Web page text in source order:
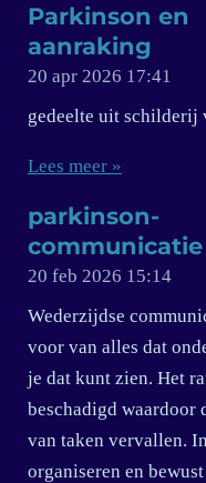
Parkinson en
aanraking
20 apr 2026 17:41
gedeelte uit schilderij
Lees meer »
parkinson-
communicatie
20 feb 2026 15:14
Wederzijdse
voor van alles dat
je dat kunt zien. Het
beschadigd waardoor
van taken vervallen.
organiseren en